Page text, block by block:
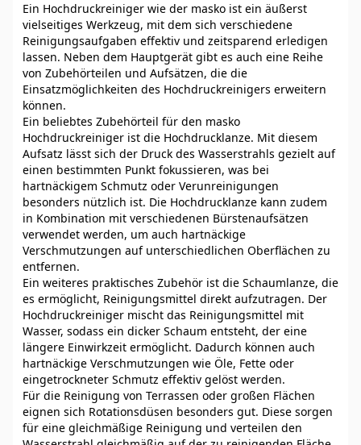
Ein Hochdruckreiniger wie der masko ist ein äußerst
vielseitiges Werkzeug, mit dem sich verschiedene
Reinigungsaufgaben effektiv und zeitsparend erledigen
lassen. Neben dem Hauptgerät gibt es auch eine Reihe
von Zubehörteilen und Aufsätzen, die die
Einsatzmöglichkeiten des Hochdruckreinigers erweitern
können.
Ein beliebtes Zubehörteil für den masko
Hochdruckreiniger ist die Hochdrucklanze. Mit diesem
Aufsatz lässt sich der Druck des Wasserstrahls gezielt auf
einen bestimmten Punkt fokussieren, was bei
hartnäckigem Schmutz oder Verunreinigungen
besonders nützlich ist. Die Hochdrucklanze kann zudem
in Kombination mit verschiedenen Bürstenaufsätzen
verwendet werden, um auch hartnäckige
Verschmutzungen auf unterschiedlichen Oberflächen zu
entfernen.
Ein weiteres praktisches Zubehör ist die Schaumlanze, die
es ermöglicht, Reinigungsmittel direkt aufzutragen. Der
Hochdruckreiniger mischt das Reinigungsmittel mit
Wasser, sodass ein dicker Schaum entsteht, der eine
längere Einwirkzeit ermöglicht. Dadurch können auch
hartnäckige Verschmutzungen wie Öle, Fette oder
eingetrockneter Schmutz effektiv gelöst werden.
Für die Reinigung von Terrassen oder großen Flächen
eignen sich Rotationsdüsen besonders gut. Diese sorgen
für eine gleichmäßige Reinigung und verteilen den